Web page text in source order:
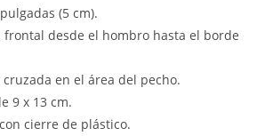
(5 cm).
frontal desde el hombro hasta el borde
en el área del pecho.
9 x 13 cm.
cierre de plástico.